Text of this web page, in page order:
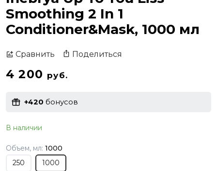
Smoothing 2 In 1
Conditioner&Mask, 1000 мл
Сравнить Поделиться
4 200 руб.
+420 бонусов
В наличии
Объем, мл: 1000
250
1000